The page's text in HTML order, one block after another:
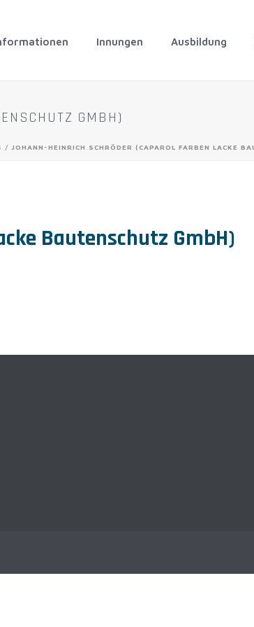
Innungen Ausbildung
GMBH)
/ JOHANN-HEINRICH SCHRÖDER (CAPAROL FARBEN LACKE
Bautenschutz GmbH)